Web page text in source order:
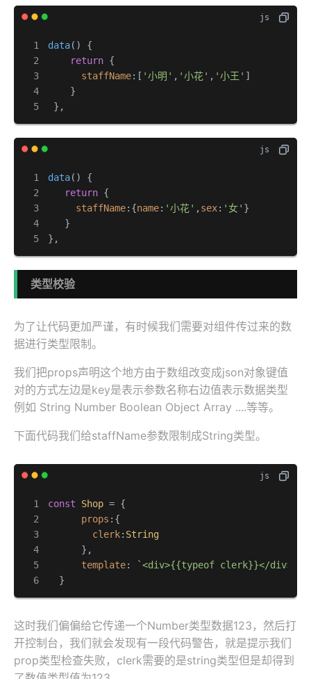
data( ) {
return {
staffName:[ '小明' , '小花' , '小王' ]
    }
},
data( ) {
return {
staffName:{name: '小花' ,sex: '女' }
   }
},
类型校验
为了让代码更加严谨，有时候我们需要对组件传过来的数
据进行类型限制。
我们把props声明这个地方由于数组改变成json对象键值
对的方式左边是key是表示参数名称右边值表示数据类型
例如 String Number Boolean Object Array ....等等。
下面代码我们给staffName参数限制成String类型。
const Shop = {
props :{
clerk: String
      },
template:
`<div>{{typeof clerk}}</div>`
  }
这时我们偏偏给它传递一个Number类型数据123，然后打
开控制台，我们就会发现有一段代码警告，就是提示我们
prop类型检查失败，clerk需要的是string类型但是却得到